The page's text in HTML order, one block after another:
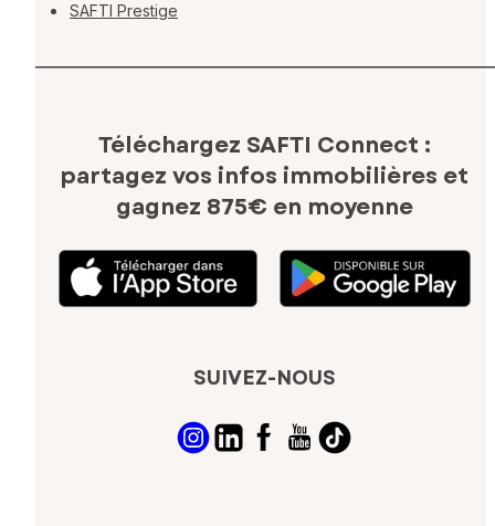
SAFTI Prestige
Téléchargez SAFTI Connect :
partagez vos infos immobilières et
gagnez 875€ en moyenne
SUIVEZ-NOUS